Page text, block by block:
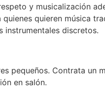
y musicalización
quieren música
instrumentales discretos.
pequeños. Contrata
en salón.